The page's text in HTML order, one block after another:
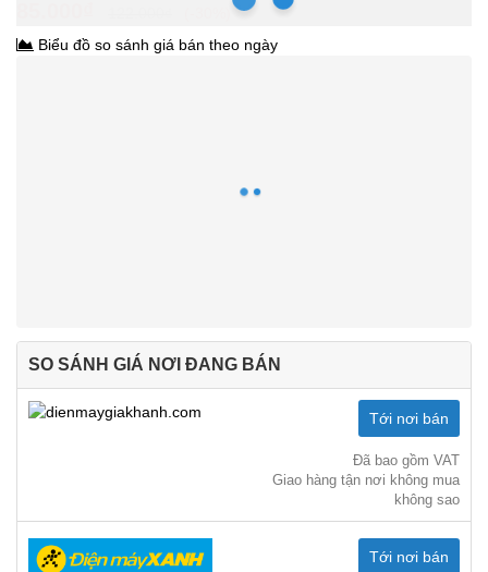
Biểu đồ so sánh giá bán theo ngày
SO SÁNH GIÁ NƠI ĐANG BÁN
Tới nơi bán
Đã bao gồm VAT
Giao hàng tận nơi không mua
không sao
Tới nơi bán